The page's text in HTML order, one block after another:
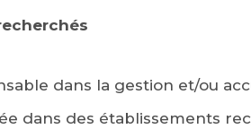
dans la gestion et/ou
dans des établissements